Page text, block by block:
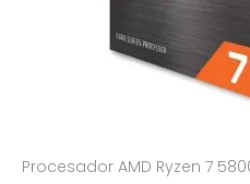
Procesador AMD Ryzen 7